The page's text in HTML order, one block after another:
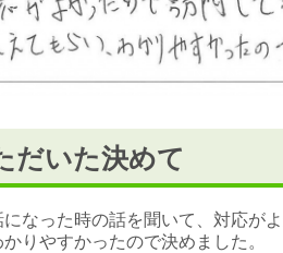
だいた決めて
なった時の話を聞いて、対応が
りやすかったので決めました。